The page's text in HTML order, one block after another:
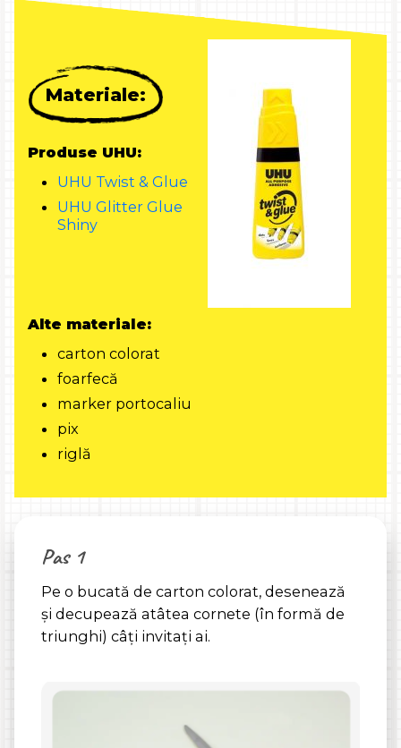
Materiale:
Produse UHU:
UHU Twist & Glue
UHU Glitter Glue
Shiny
Alte materiale:
carton colorat
foarfecă
marker portocaliu
pix
riglă
Pas 1
Pe o bucată de carton colorat, desenează
și decupează atâtea cornete (în formă de
triunghi) câți invitați ai.